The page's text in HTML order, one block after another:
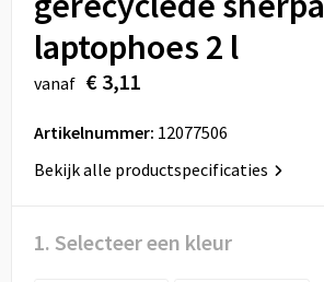
Feestartikelen
Aanstekers
Schoudertassen
Sporttassen
Autotassen
laptophoes 2 l
vanaf € 3,11
Artikelnummer: 12077506
Bekijk alle productspecificaties
1. Selecteer een kleur